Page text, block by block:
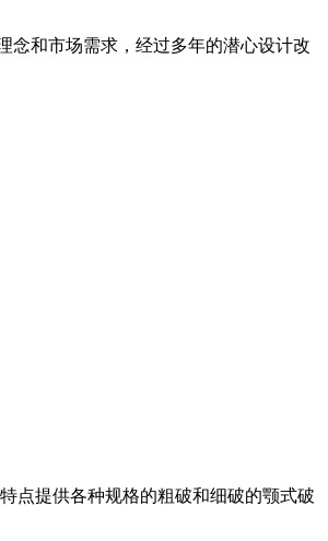
念和市场需求，经过多年的潜心设计改
点提供各种规格的粗破和细破的颚式破